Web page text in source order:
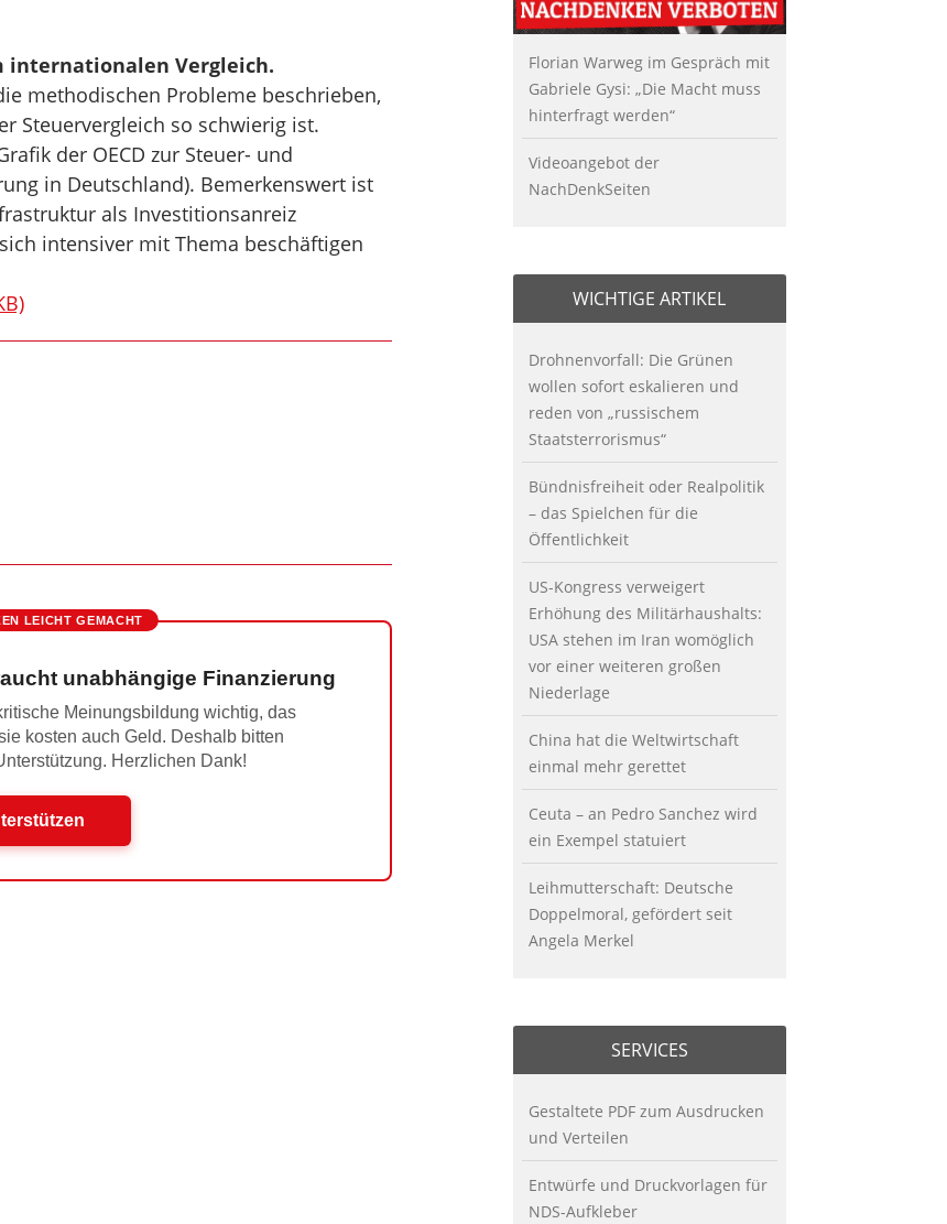
internationalen Vergleich.
methodischen Probleme beschrieben,
Steuervergleich so schwierig ist.
der OECD zur Steuer- und
in Deutschland). Bemerkenswert ist
als Investitionsanreiz
intensiver mit Thema beschäftigen
LEICHT GEMACHT
unabhängige Finanzierung
Meinungsbildung wichtig, das
kosten auch Geld. Deshalb bitten
Herzlichen Dank!
Florian Warweg im Gespräch mit
Gabriele Gysi: „Die Macht muss
hinterfragt werden“
Videoangebot der
NachDenkSeiten
WICHTIGE ARTIKEL
Drohnenvorfall: Die Grünen
wollen sofort eskalieren und
reden von „russischem
Staatsterrorismus“
Bündnisfreiheit oder Realpolitik
– das Spielchen für die
Öffentlichkeit
US-Kongress verweigert
Erhöhung des Militärhaushalts:
USA stehen im Iran womöglich
vor einer weiteren großen
Niederlage
China hat die Weltwirtschaft
einmal mehr gerettet
Ceuta – an Pedro Sanchez wird
ein Exempel statuiert
Leihmutterschaft: Deutsche
Doppelmoral, gefördert seit
Angela Merkel
SERVICES
Gestaltete PDF zum Ausdrucken
und Verteilen
Entwürfe und Druckvorlagen für
NDS-Aufkleber